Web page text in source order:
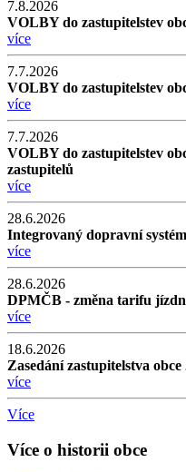
7.8.2026
VOLBY do zastupitelstev
více
7.7.2026
VOLBY do zastupitelstev
více
7.7.2026
VOLBY do zastupitelstev
zastupitelů
více
28.6.2026
Integrovaný dopravní
více
28.6.2026
DPMČB - změna tarifu
více
18.6.2026
Zasedání zastupitelstva obce
více
Více
Více o historii obce